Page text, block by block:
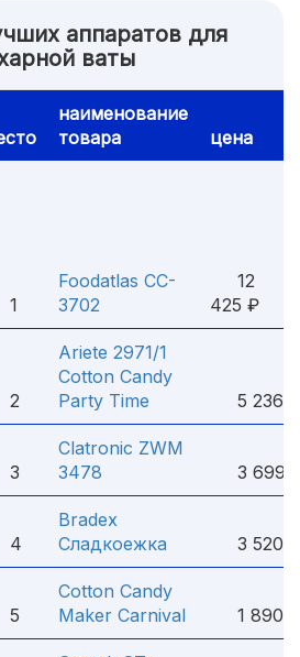
аппаратов для
ваты
наименование
товара
цена
Foodatlas CC-
3702
12
425 ₽
Ariete 2971/1
Cotton Candy
Party Time
5 236 ₽
Clatronic ZWM
3478
3 699
Bradex
Сладкоежка
3 520 ₽
Cotton Candy
Maker Carnival
1 890 ₽